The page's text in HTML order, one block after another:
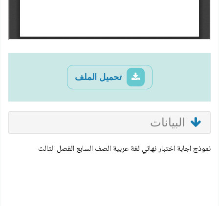
تحميل الملف
البيانات
نموذج اجابة اختبار نهائي لغة عربية الصف السابع الفصل الثالث